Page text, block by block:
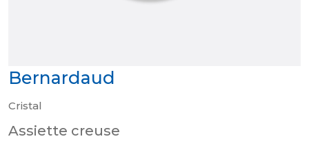
Bernardaud
Cristal
Assiette creuse